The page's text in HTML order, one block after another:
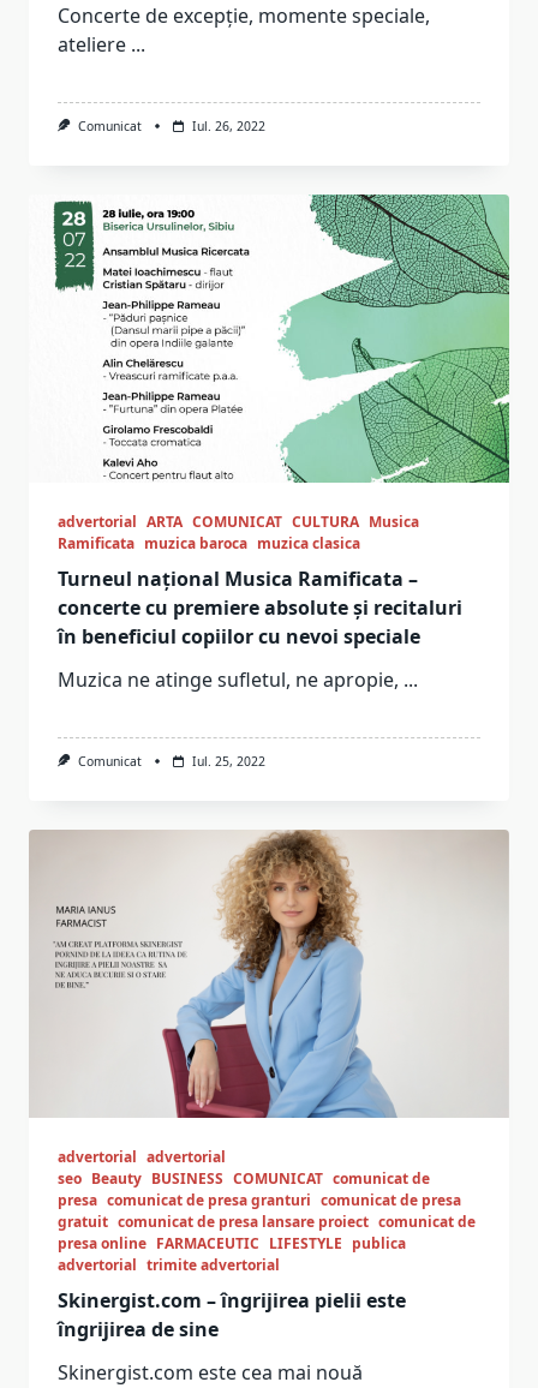
Concerte de excepție, momente speciale,
ateliere ...
Comunicat Iul. 26, 2022
advertorial ARTA COMUNICAT CULTURA Musica
Ramificata muzica baroca muzica clasica
Turneul național Musica Ramificata –
concerte cu premiere absolute și recitaluri
în beneficiul copiilor cu nevoi speciale
Muzica ne atinge sufletul, ne apropie, ...
Comunicat Iul. 25, 2022
advertorial advertorial
seo Beauty BUSINESS COMUNICAT comunicat de
presa comunicat de presa granturi comunicat de presa
gratuit comunicat de presa lansare proiect comunicat de
presa online FARMACEUTIC LIFESTYLE publica
advertorial trimite advertorial
Skinergist.com – îngrijirea pielii este
îngrijirea de sine
Skinergist.com este cea mai nouă